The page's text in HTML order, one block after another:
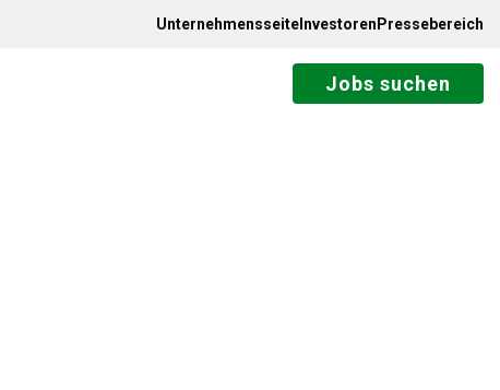
Unternehmensseite Investoren Pressebereich
Jobs suchen